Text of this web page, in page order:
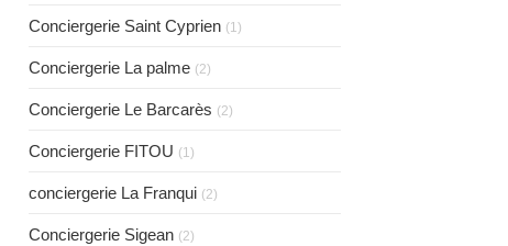
Conciergerie Saint Cyprien (1)
Conciergerie La palme (2)
Conciergerie Le Barcarès (2)
Conciergerie FITOU (1)
conciergerie La Franqui (2)
Conciergerie Sigean (2)